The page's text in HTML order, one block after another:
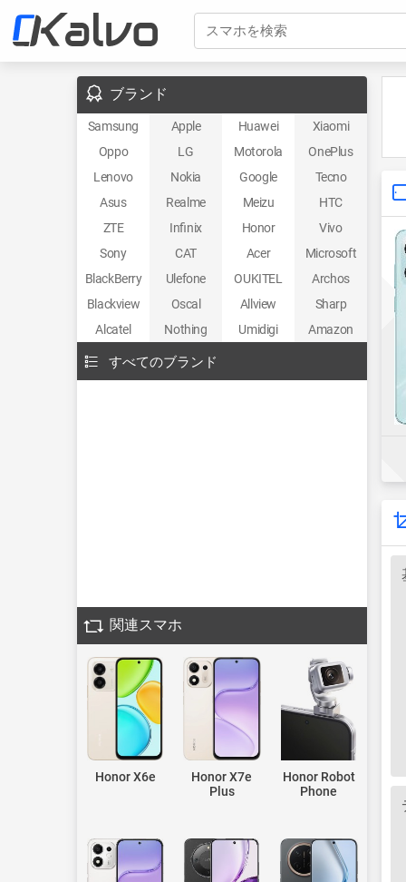
スマホを検索
ブランド
Samsung Apple Huawei
Xiaomi
Oppo
LG Motorola
OnePlus
Lenovo
Nokia Google
Tecno
Asus
Realme Meizu
HTC
ZTE
Infinix Honor
Vivo
Sony
CAT Acer
Microsoft
BlackBerry
Ulefone OUKITEL
Archos
Blackview
Oscal Allview
Sharp
Alcatel
Nothing Umidigi Amazon
すべてのブランド
関連スマホ
Honor X6e
Honor X7e
Plus
Honor Robot
Phone